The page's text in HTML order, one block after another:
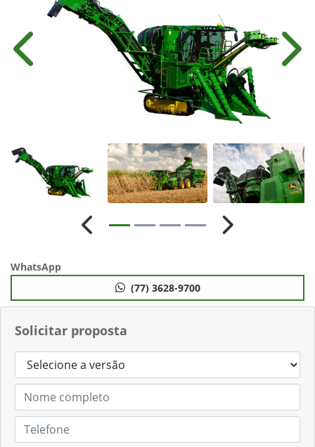
Solicitar proposta
Anterior
Anterior Próximo
WhatsApp
(77) 3628-9700